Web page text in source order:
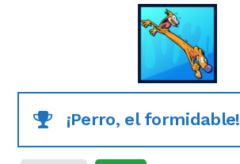
¡Perro, el formidable!